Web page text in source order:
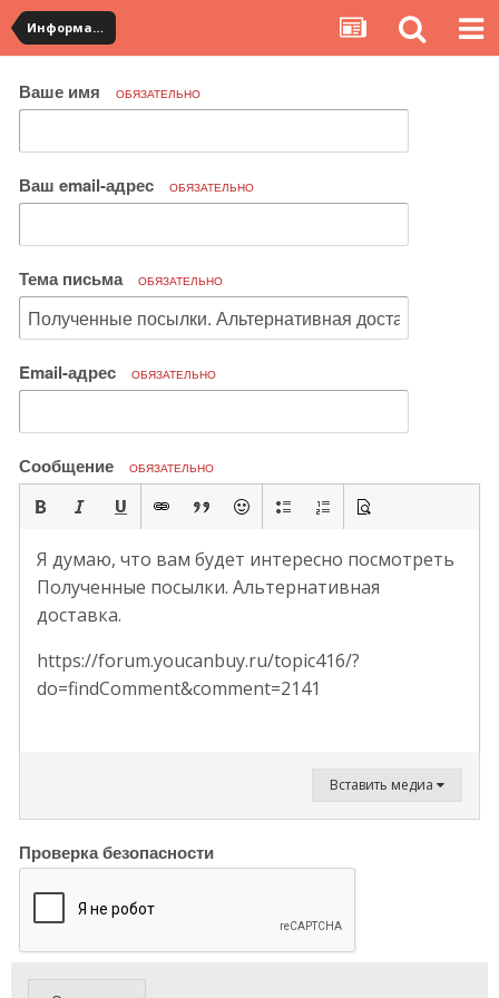
Информация по полученным посылкам
Ваше имя ОБЯЗАТЕЛЬНО
Ваш email-адрес ОБЯЗАТЕЛЬНО
Тема письма ОБЯЗАТЕЛЬНО
Email-адрес ОБЯЗАТЕЛЬНО
Сообщение ОБЯЗАТЕЛЬНО
Я думаю, что вам будет интересно посмотреть
Полученные посылки. Альтернативная
доставка.
https://forum.youcanbuy.ru/topic416/?
do=findComment&comment=2141
Вставить медиа
Проверка безопасности